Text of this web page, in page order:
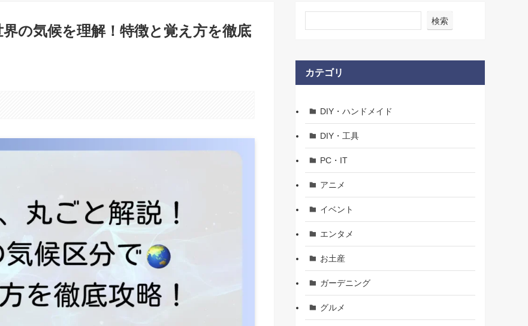
の気候を理解！特徴と覚え方を徹底
検索
カテゴリ
DIY・ハンドメイド
DIY・工具
PC・IT
アニメ
イベント
エンタメ
お土産
ガーデニング
グルメ